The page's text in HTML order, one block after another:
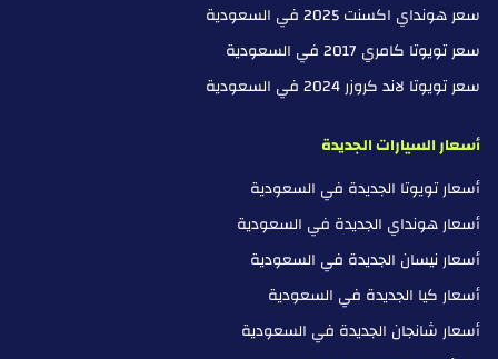
سعر هونداي اكسنت 2025 في السعودية
سعر تويوتا كامري 2017 في السعودية
سعر تويوتا لاند كروزر 2024 في السعودية
أسعار السيارات الجديدة
أسعار تويوتا الجديدة في السعودية
أسعار هونداي الجديدة في السعودية
أسعار نيسان الجديدة في السعودية
أسعار كيا الجديدة في السعودية
أسعار شانجان الجديدة في السعودية